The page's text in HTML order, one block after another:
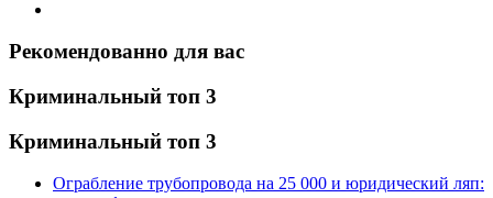
Рекомендованно для вас
Криминальный топ 3
Криминальный топ 3
Ограбление трубопровода на 25 000 и юридический ляп: